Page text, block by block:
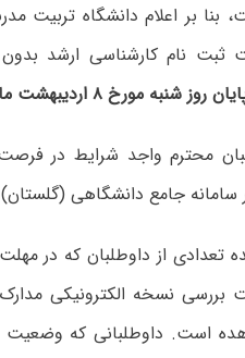
بنا بر اعلام دانشگاه تربیت
روز شنبه مورخ ۸ اردیبهشت ماه ۹۷
محترم واجد شرایط در فرصت
سامانه جامع دانشگاهی (گلستان)
تعدادی از داوطلبان که در
نسخه الکترونیکی
است. داوطلبانی که وضعیت